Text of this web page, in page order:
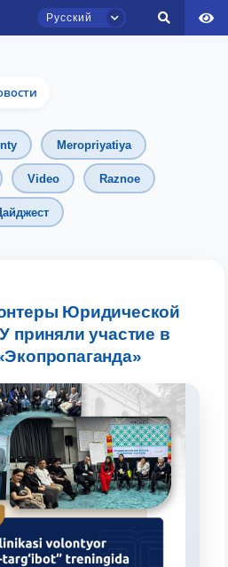
Русский
Meropriyatiya
Video Raznoe
Юридической
приняли участие в
ТГЮУ
по
(бакалавр) (5) 2. Документы (магистр) (4)
3. Собеседование (бакалавр) (8)
4. Собеседование (магистр) (5)
7. Колл-центр (4)